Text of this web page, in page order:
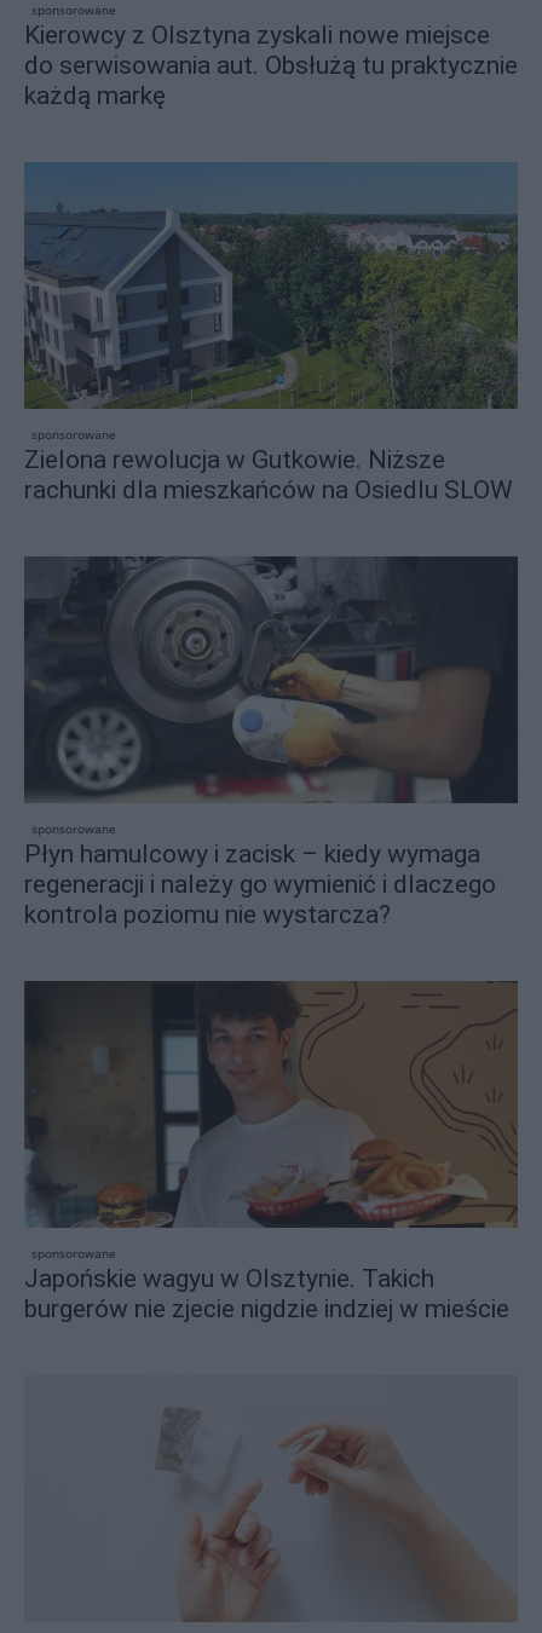
sponsorowane
Kierowcy z Olsztyna zyskali nowe miejsce
do serwisowania aut. Obsłużą tu praktycznie
każdą markę
sponsorowane
Zielona rewolucja w Gutkowie. Niższe
rachunki dla mieszkańców na Osiedlu SLOW
sponsorowane
Płyn hamulcowy i zacisk – kiedy wymaga
regeneracji i należy go wymienić i dlaczego
kontrola poziomu nie wystarcza?
sponsorowane
Japońskie wagyu w Olsztynie. Takich
burgerów nie zjecie nigdzie indziej w mieście